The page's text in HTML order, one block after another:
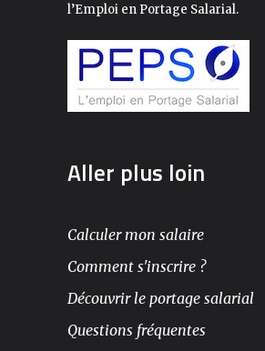
l’Emploi en Portage Salarial.
Aller plus loin
Calculer mon salaire
Comment s'inscrire ?
Découvrir le portage salarial
Questions fréquentes